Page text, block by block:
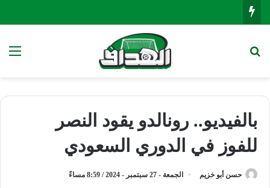
بالفيديو.. رونالدو يقود النصر
للفوز في الدوري السعودي
حسن أبو خزيم الجمعة - 27 سبتمبر - 2024 / 8:59 مساءً